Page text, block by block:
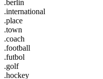
.berlin
.international
.place
.town
.coach
.football
.futbol
.golf
.hockey